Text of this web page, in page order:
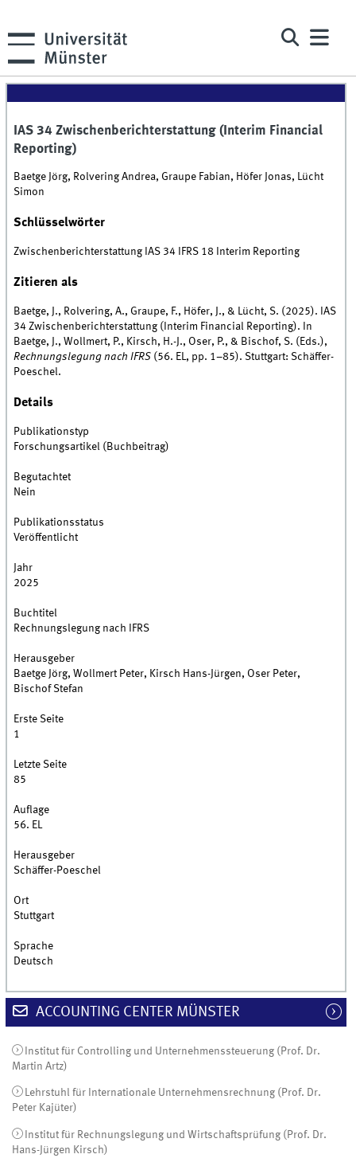
IAS 34 Zwischenberichterstattung (Interim Financial
Reporting)
Baetge Jörg, Rolvering Andrea, Graupe Fabian, Höfer Jonas, Lücht
Simon
Schlüsselwörter
Zwischenberichterstattung IAS 34 IFRS 18 Interim Reporting
Zitieren als
Baetge, J., Rolvering, A., Graupe, F., Höfer, J., & Lücht, S. (2025). IAS
34 Zwischenberichterstattung (Interim Financial Reporting). In
Baetge, J., Wollmert, P., Kirsch, H.-J., Oser, P., & Bischof, S. (Eds.),
Rechnungslegung nach IFRS (56. EL, pp. 1–85). Stuttgart: Schäffer-
Poeschel.
Details
Publikationstyp
Forschungsartikel (Buchbeitrag)
Begutachtet
Nein
Publikationsstatus
Veröffentlicht
Jahr
2025
Buchtitel
Rechnungslegung nach IFRS
Herausgeber
Baetge Jörg, Wollmert Peter, Kirsch Hans-Jürgen, Oser Peter,
Bischof Stefan
Erste Seite
1
Letzte Seite
85
Auflage
56. EL
Herausgeber
Schäffer-Poeschel
Ort
Stuttgart
Sprache
Deutsch
ACCOUNTING CENTER MÜNSTER
Institut für Controlling und Unternehmenssteuerung (Prof. Dr.
Martin Artz)
Lehrstuhl für Internationale Unternehmensrechnung (Prof. Dr.
Peter Kajüter)
Institut für Rechnungslegung und Wirtschaftsprüfung (Prof. Dr.
Hans-Jürgen Kirsch)